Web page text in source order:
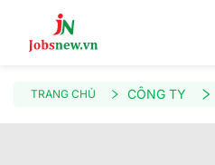
TRANG CHỦ CÔNG TY